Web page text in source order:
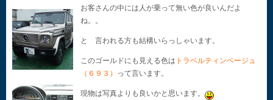
お客さんの中には人が乗って無い色が良いんだよ
ね。。
と 言われる方も結構いらっしゃいます。
このゴールドにも見える色は トラベルティンベージュ
（６９３）
って言います。
現物は写真よりも良いかと思います。